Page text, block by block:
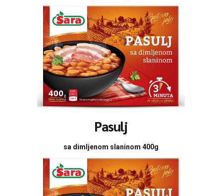
Pasulj
sa dimljenom slaninom 400g